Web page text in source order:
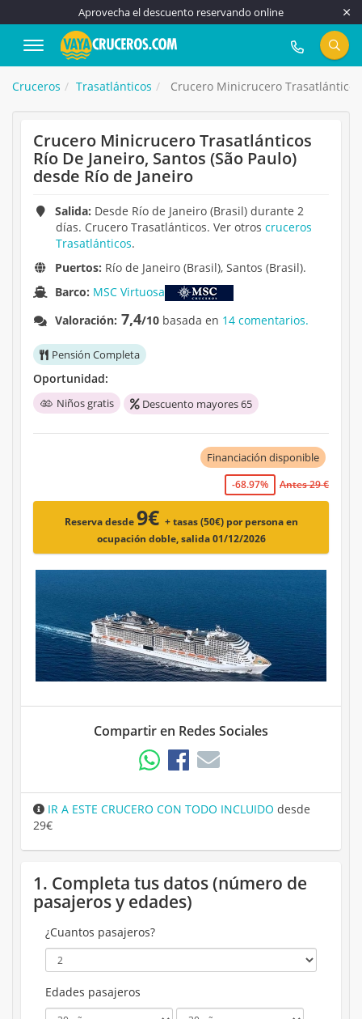
Aprovecha el descuento reservando online
917 815 555
Cruceros Trasatlánticos Crucero Minicrucero Trasatlánticos
Crucero Minicrucero Trasatlánticos
Río De Janeiro, Santos (São Paulo)
desde Río de Janeiro
Salida: Desde Río de Janeiro (Brasil) durante 2
días. Crucero Trasatlánticos. Ver otros cruceros
Trasatlánticos.
Puertos: Río de Janeiro (Brasil), Santos (Brasil).
Barco: MSC Virtuosa
Valoración: 7,4/10 basada en 14 comentarios.
Pensión Completa
Oportunidad:
Niños gratis Descuento mayores 65
Financiación disponible
-68.97% Antes 29 €
Reserva desde9€ + tasas (50€) por persona en
ocupación doble, salida 01/12/2026
Compartir en Redes Sociales
IR A ESTE CRUCERO CON TODO INCLUIDO desde
29€
1. Completa tus datos (número de
pasajeros y edades)
¿Cuantos pasajeros?
Edades pasajeros